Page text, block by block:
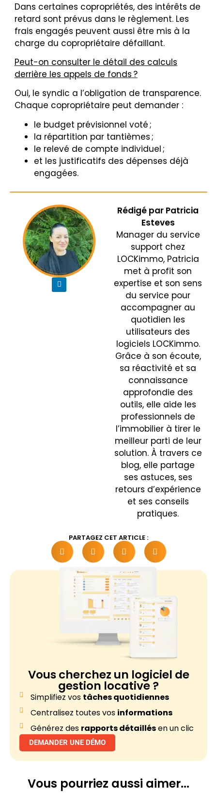
Dans certaines copropriétés, des intérêts de
retard sont prévus dans le règlement. Les
frais engagés peuvent aussi être mis à la
charge du copropriétaire défaillant.
Peut-on consulter le détail des calculs
derrière les appels de fonds ?
Oui, le syndic a l’obligation de transparence.
Chaque copropriétaire peut demander :
le budget prévisionnel voté ;
la répartition par tantièmes ;
le relevé de compte individuel ;
et les justificatifs des dépenses déjà
engagées.
Rédigé par Patricia
Esteves
Manager du service
support chez
LOCKimmo, Patricia
met à profit son
expertise et son sens
du service pour
accompagner au
quotidien les
utilisateurs des
logiciels LOCKimmo.
Grâce à son écoute,
sa réactivité et sa
connaissance
approfondie des
outils, elle aide les
professionnels de
l’immobilier à tirer le
meilleur parti de leur
solution. À travers ce
blog, elle partage
ses astuces, ses
retours d’expérience
et ses conseils
pratiques.
PARTAGEZ CET ARTICLE :
Vous cherchez un logiciel de
gestion locative ?
Simplifiez vos tâches quotidiennes
Centralisez toutes vos informations
Générez des rapports détaillésen un clic
DEMANDER UNE DÉMO
Vous pourriez aussi aimer...